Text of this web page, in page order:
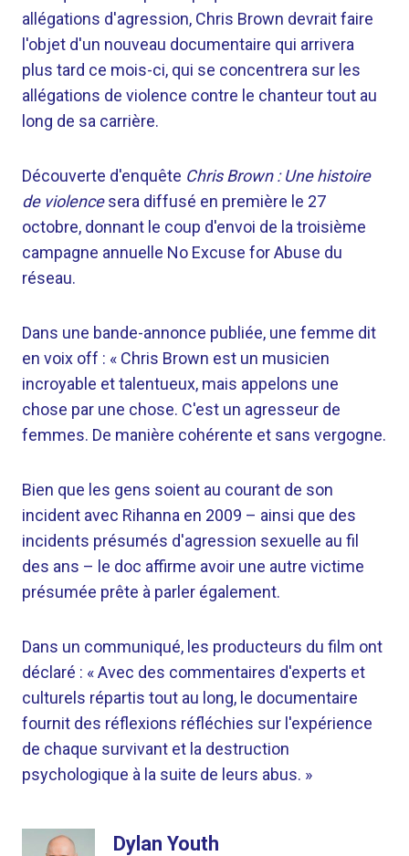
allégations d'agression, Chris Brown devrait faire
l'objet d'un nouveau documentaire qui arrivera
plus tard ce mois-ci, qui se concentrera sur les
allégations de violence contre le chanteur tout au
long de sa carrière.
Découverte d'enquête Chris Brown : Une histoire
de violencesera diffusé en première le 27
octobre, donnant le coup d'envoi de la troisième
campagne annuelle No Excuse for Abuse du
réseau.
Dans une bande-annonce publiée, une femme dit
en voix off : « Chris Brown est un musicien
incroyable et talentueux, mais appelons une
chose par une chose. C'est un agresseur de
femmes. De manière cohérente et sans vergogne.
Bien que les gens soient au courant de son
incident avec Rihanna en 2009 – ainsi que des
incidents présumés d'agression sexuelle au fil
des ans – le doc affirme avoir une autre victime
présumée prête à parler également.
Dans un communiqué, les producteurs du film ont
déclaré : « Avec des commentaires d'experts et
culturels répartis tout au long, le documentaire
fournit des réflexions réfléchies sur l'expérience
de chaque survivant et la destruction
psychologique à la suite de leurs abus. »
Dylan Youth